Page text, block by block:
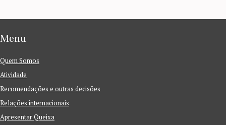
Menu
Quem Somos
Atividade
Recomendações e outras decisões
Relações internacionais
Apresentar Queixa